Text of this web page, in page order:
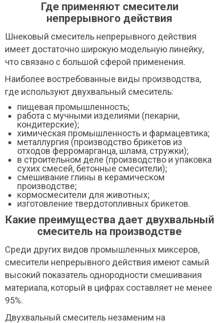
Где применяют смесители
непрерывного действия
Шнековый смеситель непрерывного действия
имеет достаточно широкую модельную линейку,
что связано с большой сферой применения.
Наиболее востребованные виды производства,
где используют двухвальный смеситель:
пищевая промышленность;
работа с мучными изделиями (пекарни,
кондитерские);
химическая промышленность и фармацевтика;
металлургия (производство брикетов из
отходов ферромарганца, шлама, стружки);
в строительном деле (производство и упаковка
сухих смесей, бетонные смесители);
смешивание глины в керамическом
производстве;
кормосмесители для животных;
изготовление твердотопливных брикетов.
Какие преимущества дает двухвальный
смеситель на производстве
Среди других видов промышленных миксеров,
смесители непрерывного действия имеют самый
высокий показатель однородности смешивания
материала, который в цифрах составляет не менее
95%.
Двухвальный смеситель незаменим на